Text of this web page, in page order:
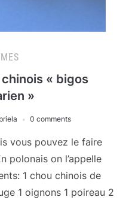
« bigos
»
0 comments
vous pouvez le faire
polonais on l’appelle
1 chou chinois de
1 oignons 1 poireau 2